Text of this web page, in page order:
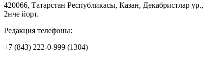
420066, Татарстан Республикасы, Казан, Декабристлар ур.,
2нче йорт.
Редакция телефоны:
+7 (843) 222-0-999 (1304)